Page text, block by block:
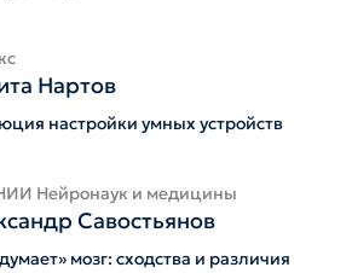
Нартов
настройки умных устройств
Нейронаук и медицины
Савостьянов
мозг: сходства и различия